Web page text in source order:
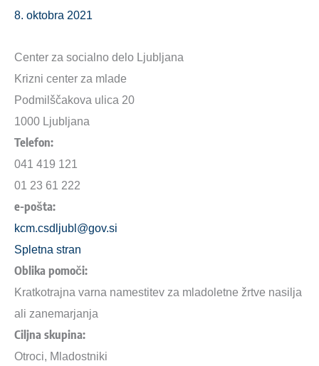
8. oktobra 2021
Center za socialno delo Ljubljana
Krizni center za mlade
Podmilščakova ulica 20
1000 Ljubljana
Telefon:
041 419 121
01 23 61 222
e-pošta:
kcm.csdljubl@gov.si
Spletna stran
Oblika pomoči:
Kratkotrajna varna namestitev za mladoletne žrtve nasilja
ali zanemarjanja
Ciljna skupina:
Otroci, Mladostniki